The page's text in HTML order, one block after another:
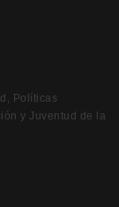
Políticas
y Juventud de la